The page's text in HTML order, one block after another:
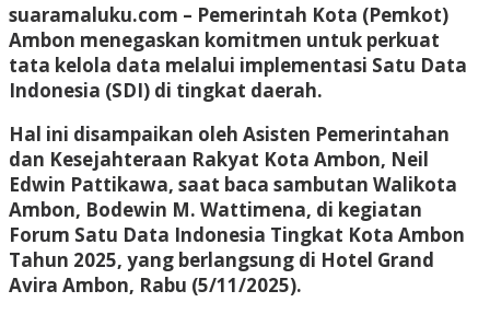
suaramaluku.com – Pemerintah Kota (Pemkot)
Ambon menegaskan komitmen untuk perkuat
tata kelola data melalui implementasi Satu Data
Indonesia (SDI) di tingkat daerah.
Hal ini disampaikan oleh Asisten Pemerintahan
dan Kesejahteraan Rakyat Kota Ambon, Neil
Edwin Pattikawa, saat baca sambutan Walikota
Ambon, Bodewin M. Wattimena, di kegiatan
Forum Satu Data Indonesia Tingkat Kota Ambon
Tahun 2025, yang berlangsung di Hotel Grand
Avira Ambon, Rabu (5/11/2025).